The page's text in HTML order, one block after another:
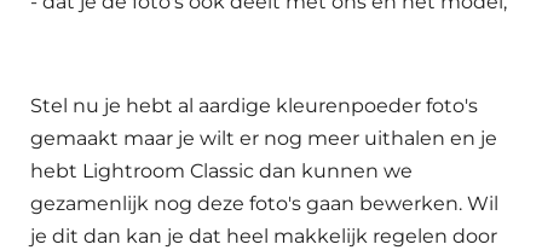
Stel nu je hebt al aardige kleurenpoeder foto's
gemaakt maar je wilt er nog meer uithalen en je
hebt Lightroom Classic dan kunnen we
gezamenlijk nog deze foto's gaan bewerken. Wil
je dit dan kan je dat heel makkelijk regelen door